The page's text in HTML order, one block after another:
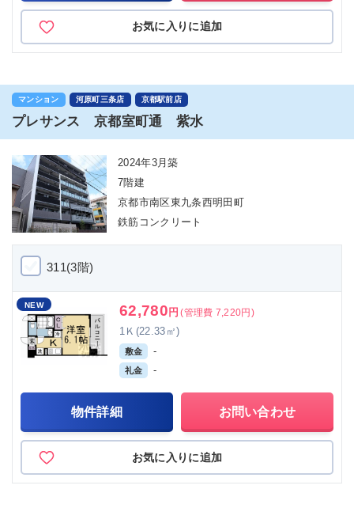
お気に入りに追加
マンション 河原町三条店 京都駅前店
プレサンス 京都室町通 紫水
2024年3月築
7階建
京都市南区東九条西明田町
鉄筋コンクリート
311(3階)
NEW 62,780 円 (管理費 7,220円)
1Ｋ(22.33㎡)
敷金 -
礼金 -
物件詳細 お問い合わせ
お気に入りに追加